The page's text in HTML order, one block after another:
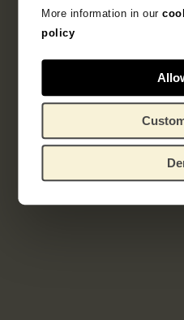
More information in our
policy
Onderdeel van
Serie
kunstenaarsboek
Gerelateerde